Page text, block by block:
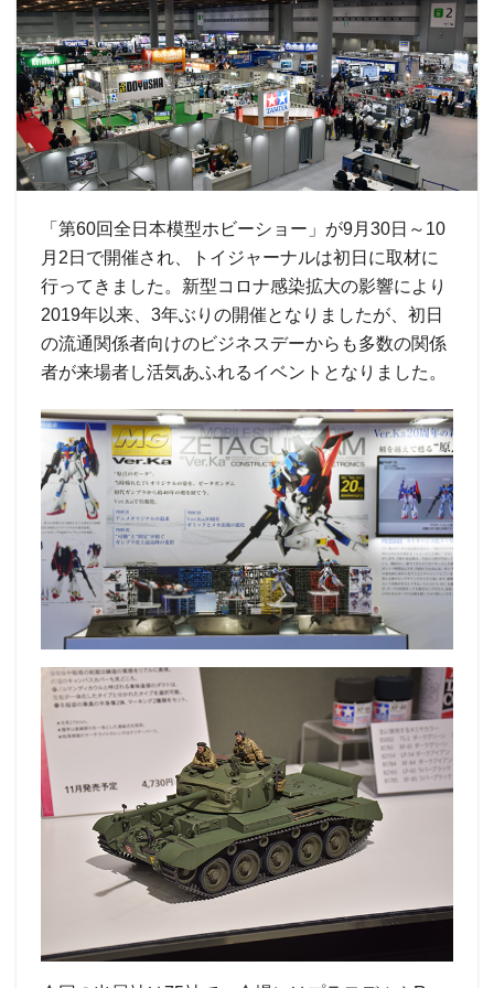
「第60回全日本模型ホビーショー」が9月30日～10
月2日で開催され、トイジャーナルは初日に取材に
行ってきました。新型コロナ感染拡大の影響により
2019年以来、3年ぶりの開催となりましたが、初日
の流通関係者向けのビジネスデーからも多数の関係
者が来場者し活気あふれるイベントとなりました。